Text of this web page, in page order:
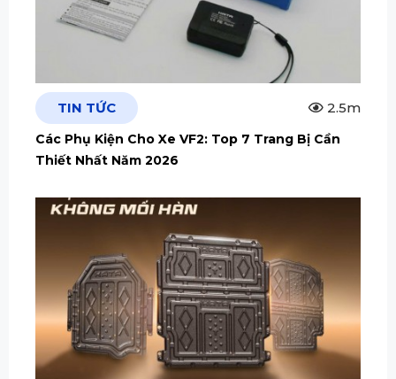
TIN TỨC 2.5m
Các Phụ Kiện Cho Xe VF2: Top 7 Trang Bị Cần
Thiết Nhất Năm 2026